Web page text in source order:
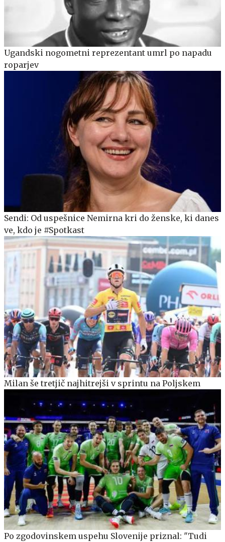
Ugandski nogometni reprezentant umrl po napadu
roparjev
Sendi: Od uspešnice Nemirna kri do ženske, ki danes
ve, kdo je #Spotkast
Milan še tretjič najhitrejši v sprintu na Poljskem
Po zgodovinskem uspehu Slovenije priznal: "Tudi